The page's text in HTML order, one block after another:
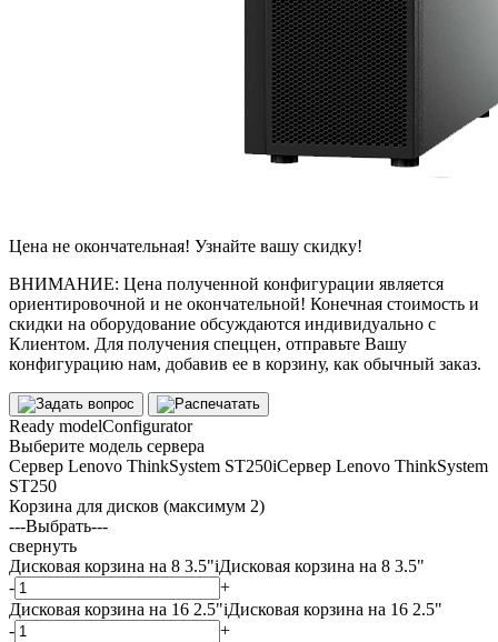
Цена не окончательная! Узнайте вашу скидку!
ВНИМАНИЕ: Цена полученной конфигурации является
ориентировочной и не окончательной! Конечная стоимость и
скидки на оборудование обсуждаются индивидуально с
Клиентом. Для получения спеццен, отправьте Вашу
конфигурацию нам, добавив ее в корзину, как обычный заказ.
Ready modelConfigurator
Выберите модель сервера
Сервер Lenovo ThinkSystem ST250iСервер Lenovo ThinkSystem
ST250
Корзина для дисков (максимум 2)
---Выбрать---
свернуть
Дисковая корзина на 8 3.5"iДисковая корзина на 8 3.5"
-
+
Дисковая корзина на 16 2.5"iДисковая корзина на 16 2.5"
-
+